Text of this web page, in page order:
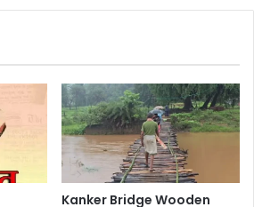
Kanker Bridge Wooden